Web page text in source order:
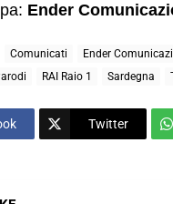
Ender
Comunicati Ender
RAI Raio 1 Sardegna
Twitter